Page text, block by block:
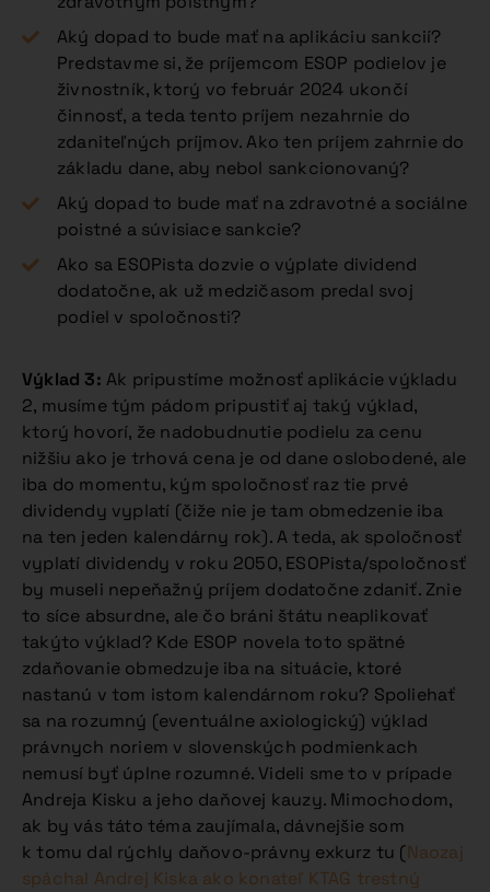
Aký dopad to bude mať na aplikáciu sankcií?
Predstavme si, že príjemcom ESOP podielov je
živnostník, ktorý vo február 2024 ukončí
činnosť, a teda tento príjem nezahrnie do
zdaniteľných príjmov. Ako ten príjem zahrnie do
základu dane, aby nebol sankcionovaný?
Aký dopad to bude mať na zdravotné a sociálne
poistné a súvisiace sankcie?
Ako sa ESOPista dozvie o výplate dividend
dodatočne, ak už medzičasom predal svoj
podiel v spoločnosti?
Výklad 3: Ak pripustíme možnosť aplikácie výkladu
2, musíme tým pádom pripustiť aj taký výklad,
ktorý hovorí, že nadobudnutie podielu za cenu
nižšiu ako je trhová cena je od dane oslobodené, ale
iba do momentu, kým spoločnosť raz tie prvé
dividendy vyplatí (čiže nie je tam obmedzenie iba
na ten jeden kalendárny rok). A teda, ak spoločnosť
vyplatí dividendy v roku 2050, ESOPista/spoločnosť
by museli nepeňažný príjem dodatočne zdaniť. Znie
to síce absurdne, ale čo bráni štátu neaplikovať
takýto výklad? Kde ESOP novela toto spätné
zdaňovanie obmedzuje iba na situácie, ktoré
nastanú v tom istom kalendárnom roku? Spoliehať
sa na rozumný (eventuálne axiologický) výklad
právnych noriem v slovenských podmienkach
nemusí byť úplne rozumné. Videli sme to v prípade
Andreja Kisku a jeho daňovej kauzy. Mimochodom,
ak by vás táto téma zaujímala, dávnejšie som
k tomu dal rýchly daňovo-právny exkurz tu (Naozaj
spáchal Andrej Kiska ako konateľ KTAG trestný